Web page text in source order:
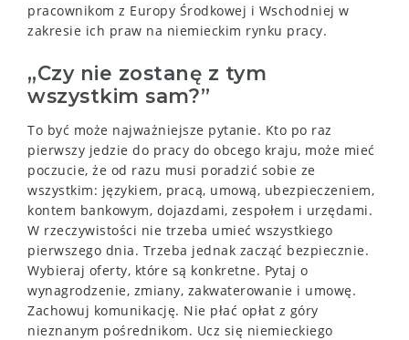
pracownikom z Europy Środkowej i Wschodniej w
zakresie ich praw na niemieckim rynku pracy.
„Czy nie zostanę z tym
wszystkim sam?”
To być może najważniejsze pytanie. Kto po raz
pierwszy jedzie do pracy do obcego kraju, może mieć
poczucie, że od razu musi poradzić sobie ze
wszystkim: językiem, pracą, umową, ubezpieczeniem,
kontem bankowym, dojazdami, zespołem i urzędami.
W rzeczywistości nie trzeba umieć wszystkiego
pierwszego dnia. Trzeba jednak zacząć bezpiecznie.
Wybieraj oferty, które są konkretne. Pytaj o
wynagrodzenie, zmiany, zakwaterowanie i umowę.
Zachowuj komunikację. Nie płać opłat z góry
nieznanym pośrednikom. Ucz się niemieckiego